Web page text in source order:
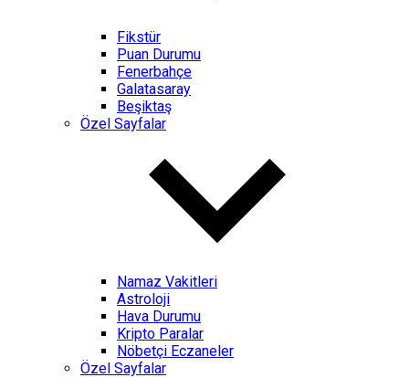
Fikstür
Puan Durumu
Fenerbahçe
Galatasaray
Beşiktaş
Özel Sayfalar
Namaz Vakitleri
Astroloji
Hava Durumu
Kripto Paralar
Nöbetçi Eczaneler
Özel Sayfalar